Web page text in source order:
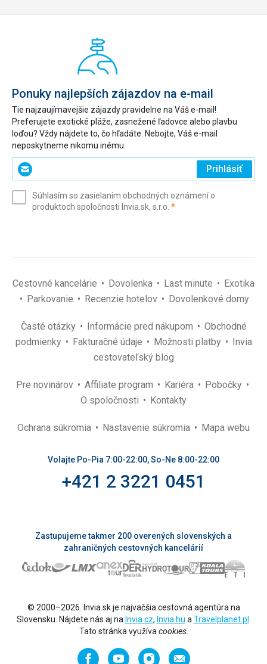
Ponuky najlepších zájazdov na e-mail
Tie najzaujímavejšie zájazdy pravidelne na Váš e-mail!
Preferujete exotické pláže, zasnežené ľadovce alebo plavbu
loďou? Vždy nájdete to, čo hľadáte. Nebojte, Váš e-mail
neposkytneme nikomu inému.
Zadajte
svoj
(povinné)
Prihlásiť
Súhlasím so zasielaním obchodných oznámení o
produktoch spoločnosti Invia.sk, s.r.o. *(povinné)
Cestovné kancelárie Dovolenka Last minute
Exotika
Parkovanie
Recenzie hotelov Dovolenkové domy
Časté otázky Informácie pred nákupom
Obchodné
podmienky
Fakturačné údaje Možnosti platby
Invia
cestovateľský blog
Pre novinárov Affiliate program Kariéra
Pobočky
O spoločnosti
Kontakty
Ochrana súkromia Nastavenie súkromia Mapa webu
Volajte Po-Pia 7:00-22:00, So-Ne 8:00-22:00
+421 2 3221 0451
Zastupujeme takmer 200 overených slovenských a
zahraničných cestovných kancelárií
© 2000–2026. Invia.sk je najväčšia cestovná agentúra na
Slovensku. Nájdete nás aj na Invia.cz, Invia.hu a Travelplanet.pl
Tato stránka využíva cookies.